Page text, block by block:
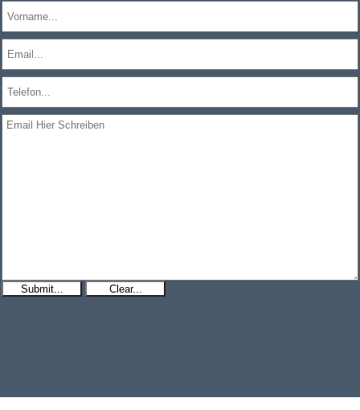
Submit... Clear...